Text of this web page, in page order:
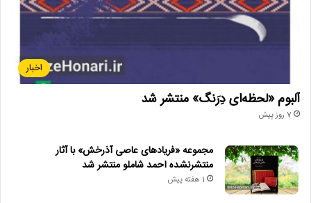
اخبار
آلبوم «لحظه‌ای دِرَنگ» منتشر شد
7 روز پیش
مجموعه «فریادهای عاصی آذرخش» با آثار
منتشرنشده احمد شاملو منتشر شد
1 هفته پیش